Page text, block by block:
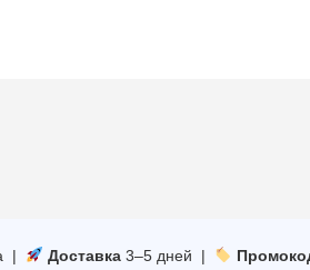
| Доставка3–5 дней |